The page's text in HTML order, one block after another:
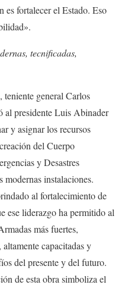
es fortalecer el Estado. Eso
tecnificadas,
general Carlos
al presidente Luis Abinader
y asignar los recursos
del Cuerpo
y Desastres
instalaciones.
al fortalecimiento de
ese liderazgo ha permitido al
más fuertes,
capacitadas y
del presente y del futuro.
de esta obra simboliza el